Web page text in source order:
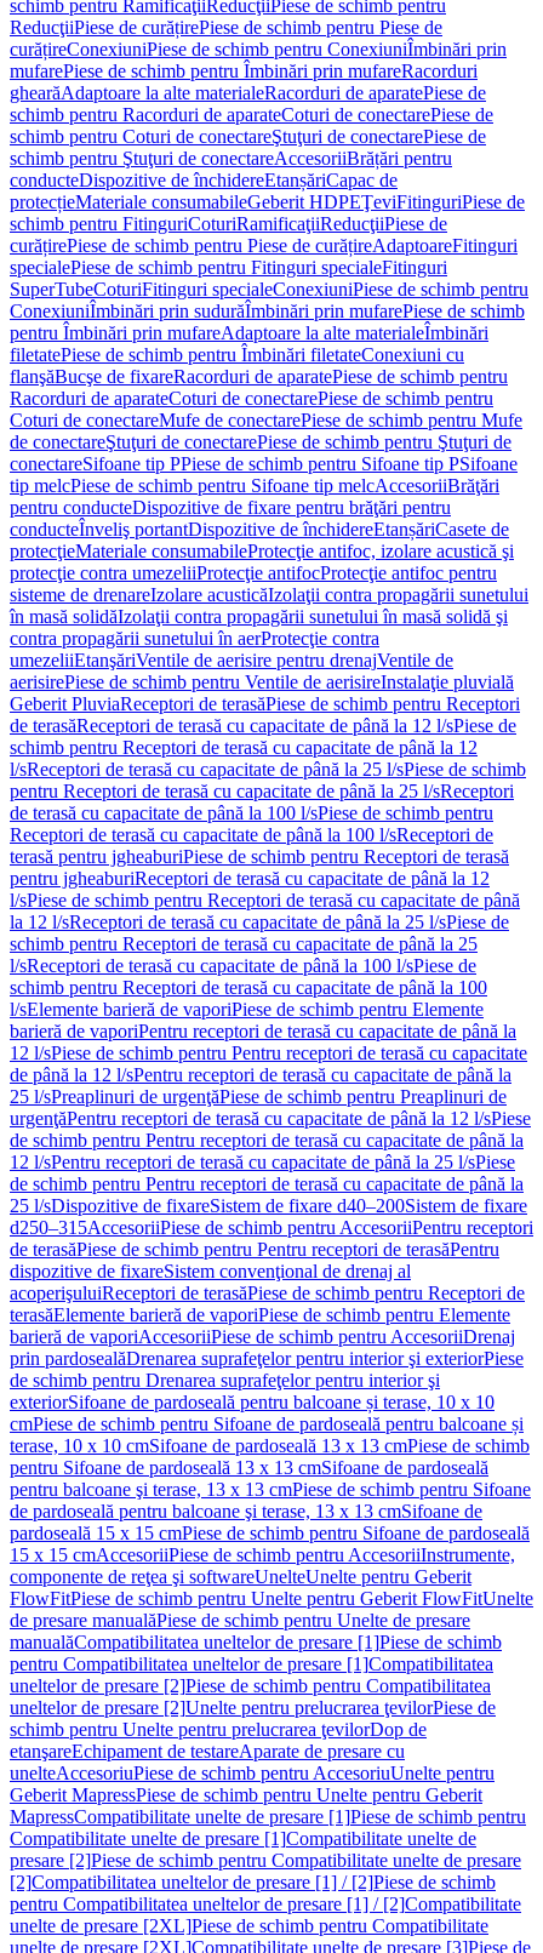
schimb pentru RamificaţiiReducţiiPiese de schimb pentru
ReducţiiPiese de curățirePiese de schimb pentru Piese de
curățireConexiuniPiese de schimb pentru ConexiuniÎmbinări prin
mufarePiese de schimb pentru Îmbinări prin mufareRacorduri
ghearăAdaptoare la alte materialeRacorduri de aparatePiese de
schimb pentru Racorduri de aparateCoturi de conectarePiese de
schimb pentru Coturi de conectareŞtuţuri de conectarePiese de
schimb pentru Ştuţuri de conectareAccesoriiBrățări pentru
conducteDispozitive de închidereEtanșăriCapac de
protecțieMateriale consumabileGeberit HDPEŢeviFitinguriPiese de
schimb pentru FitinguriCoturiRamificaţiiReducţiiPiese de
curățirePiese de schimb pentru Piese de curățireAdaptoareFitinguri
specialePiese de schimb pentru Fitinguri specialeFitinguri
SuperTubeCoturiFitinguri specialeConexiuniPiese de schimb pentru
ConexiuniÎmbinări prin sudurăÎmbinări prin mufarePiese de schimb
pentru Îmbinări prin mufareAdaptoare la alte materialeÎmbinări
filetatePiese de schimb pentru Îmbinări filetateConexiuni cu
flanşăBucşe de fixareRacorduri de aparatePiese de schimb pentru
Racorduri de aparateCoturi de conectarePiese de schimb pentru
Coturi de conectareMufe de conectarePiese de schimb pentru Mufe
de conectareŞtuţuri de conectarePiese de schimb pentru Ştuţuri de
conectareSifoane tip PPiese de schimb pentru Sifoane tip PSifoane
tip melcPiese de schimb pentru Sifoane tip melcAccesoriiBrăţări
pentru conducteDispozitive de fixare pentru brăţări pentru
conducteÎnveliş portantDispozitive de închidereEtanșăriCasete de
protecţieMateriale consumabileProtecţie antifoc, izolare acustică şi
protecţie contra umezeliiProtecţie antifocProtecţie antifoc pentru
sisteme de drenareIzolare acusticăIzolaţii contra propagării sunetului
în masă solidăIzolaţii contra propagării sunetului în masă solidă şi
contra propagării sunetului în aerProtecţie contra
umezeliiEtanşăriVentile de aerisire pentru drenajVentile de
aerisirePiese de schimb pentru Ventile de aerisireInstalaţie pluvială
Geberit PluviaReceptori de terasăPiese de schimb pentru Receptori
de terasăReceptori de terasă cu capacitate de până la 12 l/sPiese de
schimb pentru Receptori de terasă cu capacitate de până la 12
l/sReceptori de terasă cu capacitate de până la 25 l/sPiese de schimb
pentru Receptori de terasă cu capacitate de până la 25 l/sReceptori
de terasă cu capacitate de până la 100 l/sPiese de schimb pentru
Receptori de terasă cu capacitate de până la 100 l/sReceptori de
terasă pentru jgheaburiPiese de schimb pentru Receptori de terasă
pentru jgheaburiReceptori de terasă cu capacitate de până la 12
l/sPiese de schimb pentru Receptori de terasă cu capacitate de până
la 12 l/sReceptori de terasă cu capacitate de până la 25 l/sPiese de
schimb pentru Receptori de terasă cu capacitate de până la 25
l/sReceptori de terasă cu capacitate de până la 100 l/sPiese de
schimb pentru Receptori de terasă cu capacitate de până la 100
l/sElemente barieră de vaporiPiese de schimb pentru Elemente
barieră de vaporiPentru receptori de terasă cu capacitate de până la
12 l/sPiese de schimb pentru Pentru receptori de terasă cu capacitate
de până la 12 l/sPentru receptori de terasă cu capacitate de până la
25 l/sPreaplinuri de urgenţăPiese de schimb pentru Preaplinuri de
urgenţăPentru receptori de terasă cu capacitate de până la 12 l/sPiese
de schimb pentru Pentru receptori de terasă cu capacitate de până la
12 l/sPentru receptori de terasă cu capacitate de până la 25 l/sPiese
de schimb pentru Pentru receptori de terasă cu capacitate de până la
25 l/sDispozitive de fixareSistem de fixare d40–200Sistem de fixare
d250–315AccesoriiPiese de schimb pentru AccesoriiPentru receptori
de terasăPiese de schimb pentru Pentru receptori de terasăPentru
dispozitive de fixareSistem convenţional de drenaj al
acoperişuluiReceptori de terasăPiese de schimb pentru Receptori de
terasăElemente barieră de vaporiPiese de schimb pentru Elemente
barieră de vaporiAccesoriiPiese de schimb pentru AccesoriiDrenaj
prin pardosealăDrenarea suprafeţelor pentru interior şi exteriorPiese
de schimb pentru Drenarea suprafeţelor pentru interior şi
exteriorSifoane de pardoseală pentru balcoane și terase, 10 x 10
cmPiese de schimb pentru Sifoane de pardoseală pentru balcoane și
terase, 10 x 10 cmSifoane de pardoseală 13 x 13 cmPiese de schimb
pentru Sifoane de pardoseală 13 x 13 cmSifoane de pardoseală
pentru balcoane şi terase, 13 x 13 cmPiese de schimb pentru Sifoane
de pardoseală pentru balcoane şi terase, 13 x 13 cmSifoane de
pardoseală 15 x 15 cmPiese de schimb pentru Sifoane de pardoseală
15 x 15 cmAccesoriiPiese de schimb pentru AccesoriiInstrumente,
componente de reţea şi softwareUnelteUnelte pentru Geberit
FlowFitPiese de schimb pentru Unelte pentru Geberit FlowFitUnelte
de presare manualăPiese de schimb pentru Unelte de presare
manualăCompatibilitatea uneltelor de presare [1]Piese de schimb
pentru Compatibilitatea uneltelor de presare [1]Compatibilitatea
uneltelor de presare [2]Piese de schimb pentru Compatibilitatea
uneltelor de presare [2]Unelte pentru prelucrarea ţevilorPiese de
schimb pentru Unelte pentru prelucrarea ţevilorDop de
etanşareEchipament de testareAparate de presare cu
unelteAccesoriuPiese de schimb pentru AccesoriuUnelte pentru
Geberit MapressPiese de schimb pentru Unelte pentru Geberit
MapressCompatibilitate unelte de presare [1]Piese de schimb pentru
Compatibilitate unelte de presare [1]Compatibilitate unelte de
presare [2]Piese de schimb pentru Compatibilitate unelte de presare
[2]Compatibilitatea uneltelor de presare [1] / [2]Piese de schimb
pentru Compatibilitatea uneltelor de presare [1] / [2]Compatibilitate
unelte de presare [2XL]Piese de schimb pentru Compatibilitate
unelte de presare [2XL]Compatibilitate unelte de presare [3]Piese de